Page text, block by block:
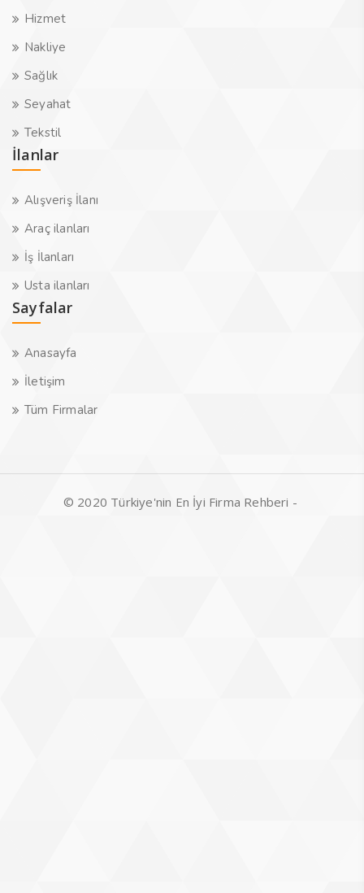
Hizmet
Nakliye
Sağlık
Seyahat
Tekstil
İlanlar
Alışveriş İlanı
Araç ilanları
İş İlanları
Usta ilanları
Sayfalar
Anasayfa
İletişim
Tüm Firmalar
© 2020 Türkiye'nin En İyi Firma Rehberi -